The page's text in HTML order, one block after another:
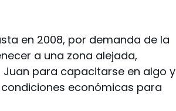
en 2008, por demanda de la
a una zona alejada,
para capacitarse en algo y
económicas para